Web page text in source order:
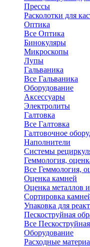
Прессы
Расколотки для
Оптика
Все Оптика
Бинокуляры
Микроскопы
Лупы
Гальваника
Все Гальваника
Оборудование
Аксессуары
Электролиты
Галтовка
Все Галтовка
Галтовочное
Наполнители
Системы
Геммология,
Все Геммология,
Оценка камней
Оценка металлов
Сортировка
Упаковка для
Пескоструйная
Все
Оборудование
Расходные